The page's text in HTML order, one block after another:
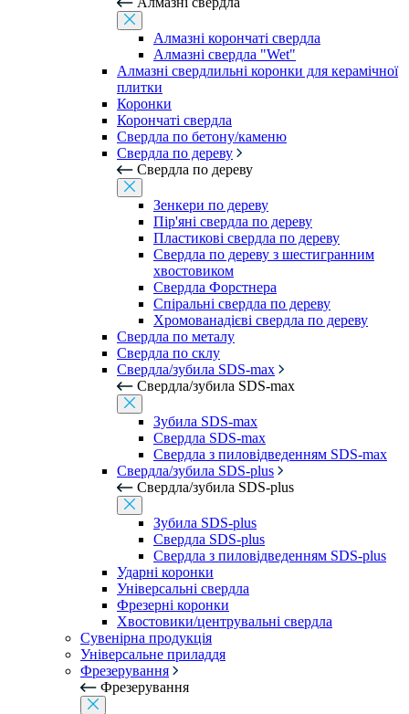
Алмазні корончаті свердла
Алмазні свердла "Wet"
Алмазні свердлильні коронки для керамічної
плитки
Коронки
Корончаті свердла
Свердла по бетону/каменю
Свердла по дереву
Свердла по дереву
Зенкери по дереву
Пір'яні свердла по дереву
Пластикові свердла по дереву
Свердла по дереву з шестигранним
хвостовиком
Свердла Форстнера
Спіральні свердла по дереву
Хромованадієві свердла по дереву
Свердла по металу
Свердла по склу
Свердла/зубила SDS-max
Свердла/зубила SDS-max
Зубила SDS-max
Свердла SDS-max
Свердла з пиловідведенням SDS-max
Свердла/зубила SDS-plus
Свердла/зубила SDS-plus
Зубила SDS-plus
Свердла SDS-plus
Свердла з пиловідведенням SDS-plus
Ударні коронки
Універсальні свердла
Фрезерні коронки
Хвостовики/центрувальні свердла
Сувенірна продукція
Універсальне приладдя
Фрезерування
Фрезерування